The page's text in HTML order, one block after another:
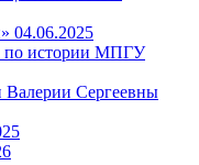
04.06.2025
по истории МПГУ
Валерии Сергеевны